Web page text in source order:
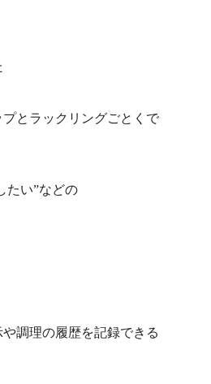
とラックリングごとくで
たい”などの
調理の履歴を記録できる